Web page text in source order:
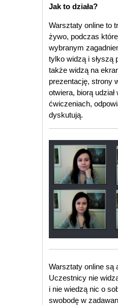
Jak to działa?
Warsztaty online to
żywo, podczas
wybranym
tylko widzą i słyszą
także widzą na
prezentację, strony
otwiera, biorą
ćwiczeniach,
dyskutują.
Warsztaty online są
Uczestnicy nie
i nie wiedzą nic o
swobodę w